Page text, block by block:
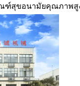
ณฑ์สุขอนามัยคุณภาพ